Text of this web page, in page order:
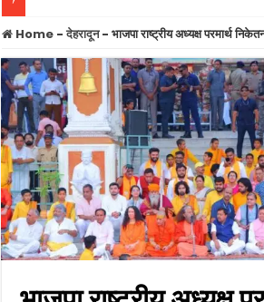
Home - देहरादून- भाजपा राष्ट्रीय अध्यक्ष परमार्थ